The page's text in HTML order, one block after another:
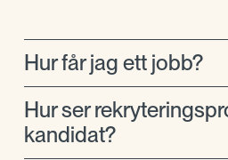
Hur får jag ett jobb?
Hur ser
kandidat?